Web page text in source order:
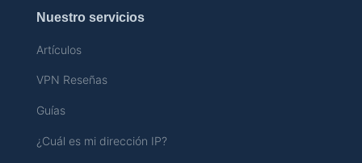
Nuestro servicios
Artículos
VPN Reseñas
Guías
¿Cuál es mi dirección IP?